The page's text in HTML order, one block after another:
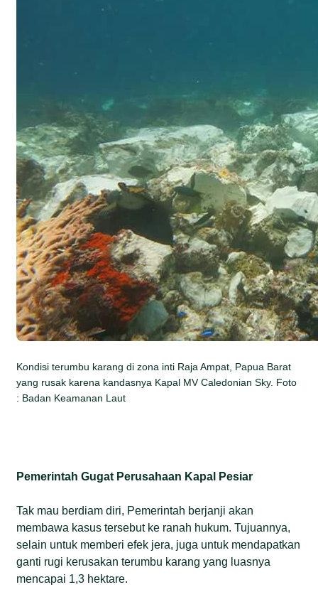
Kondisi terumbu karang di zona inti Raja Ampat, Papua Barat
yang rusak karena kandasnya Kapal MV Caledonian Sky. Foto
: Badan Keamanan Laut
Pemerintah Gugat Perusahaan Kapal Pesiar
Tak mau berdiam diri, Pemerintah berjanji akan
membawa kasus tersebut ke ranah hukum. Tujuannya,
selain untuk memberi efek jera, juga untuk mendapatkan
ganti rugi kerusakan terumbu karang yang luasnya
mencapai 1,3 hektare.